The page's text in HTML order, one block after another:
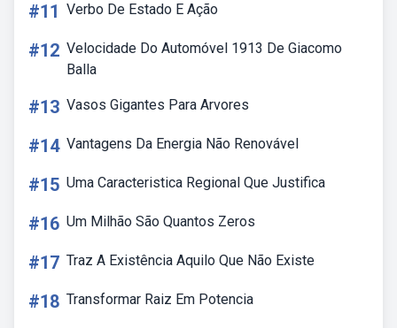
#11 Verbo De Estado E Ação
#12 Velocidade Do Automóvel 1913 De Giacomo
Balla
#13 Vasos Gigantes Para Arvores
#14 Vantagens Da Energia Não Renovável
#15 Uma Caracteristica Regional Que Justifica
#16 Um Milhão São Quantos Zeros
#17 Traz A Existência Aquilo Que Não Existe
#18 Transformar Raiz Em Potencia